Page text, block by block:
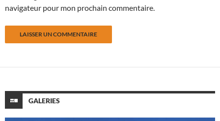
navigateur pour mon prochain commentaire.
GALERIES